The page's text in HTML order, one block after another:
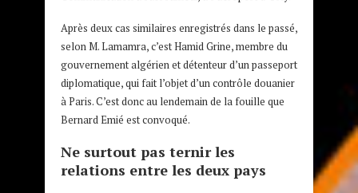
Après deux cas similaires enregistrés dans le passé,
selon M. Lamamra, c’est Hamid Grine, membre du
gouvernement algérien et détenteur d’un passeport
diplomatique, qui fait l’objet d’un contrôle douanier
à Paris. C’est donc au lendemain de la fouille que
Bernard Emié est convoqué.
Ne surtout pas ternir les
relations entre les deux pays